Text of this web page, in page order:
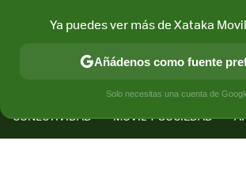
CONECTIVIDAD MÓVIL Y SOCIEDAD
Ya puedes ver más de Xataka
Añádenos como fuente
Solo necesitas una cuenta de